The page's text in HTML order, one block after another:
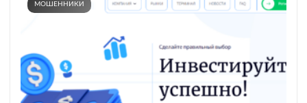
МОШЕННИКИ